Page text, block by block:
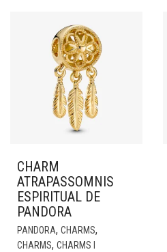
CHARM
ATRAPASSOMNIS
ESPIRITUAL DE
PANDORA
PANDORA, CHARMS,
CHARMS, CHARMS I